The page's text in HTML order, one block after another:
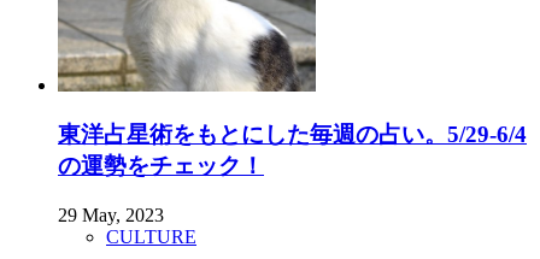
東洋占星術をもとにした毎週の占い。5/29-6/4
の運勢をチェック！
29 May, 2023
CULTURE